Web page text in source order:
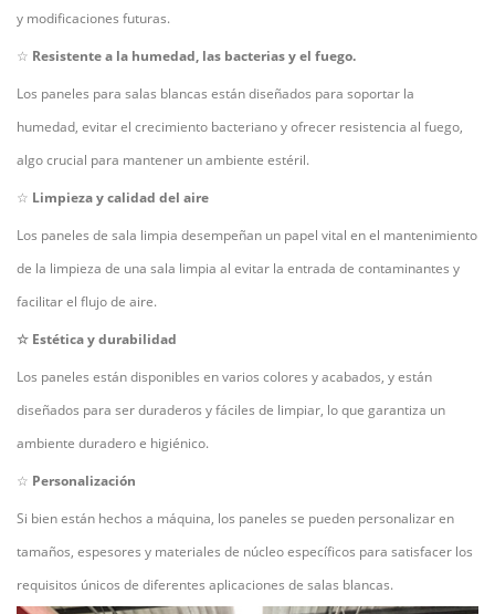
y modificaciones futuras.
☆ Resistente a la humedad, las bacterias y el fuego.
Los paneles para salas blancas están diseñados para soportar la
humedad, evitar el crecimiento bacteriano y ofrecer resistencia al fuego,
algo crucial para mantener un ambiente estéril.
☆ Limpieza y calidad del aire
Los paneles de sala limpia desempeñan un papel vital en el mantenimiento
de la limpieza de una sala limpia al evitar la entrada de contaminantes y
facilitar el flujo de aire.
☆ Estética y durabilidad
Los paneles están disponibles en varios colores y acabados, y están
diseñados para ser duraderos y fáciles de limpiar, lo que garantiza un
ambiente duradero e higiénico.
☆ Personalización
Si bien están hechos a máquina, los paneles se pueden personalizar en
tamaños, espesores y materiales de núcleo específicos para satisfacer los
requisitos únicos de diferentes aplicaciones de salas blancas.